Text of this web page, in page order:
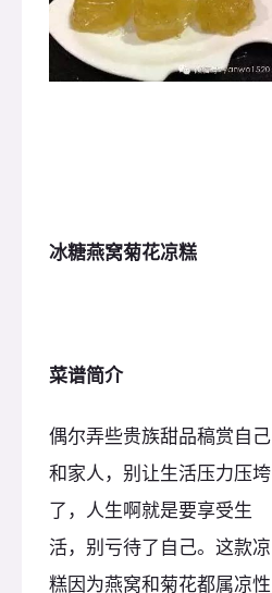
冰糖燕窝菊花凉糕
菜谱简介
偶尔弄些贵族甜品稿赏自己
和家人，别让生活压力压垮
了，人生啊就是要享受生
活，别亏待了自己。这款凉
糕因为燕窝和菊花都属凉性